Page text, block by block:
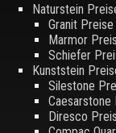
Naturstein
Granit Preise
Marmor
Schiefer
Kunststein
Silestone
Caesarstone
Diresco